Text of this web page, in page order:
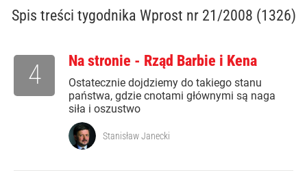
Spis treści tygodnika Wprost nr 21/2008 (1326)
Na stronie - Rząd Barbie i Kena
Ostatecznie dojdziemy do takiego stanu
państwa, gdzie cnotami głównymi są naga
siła i oszustwo
4
Stanisław Janecki